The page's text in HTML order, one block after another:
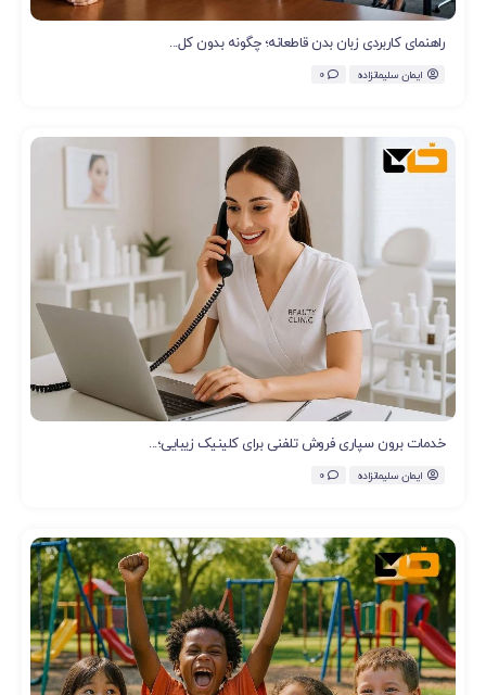
راهنمای کاربردی زبان بدن قاطعانه؛ چگونه بدون کل...
ایمان سلیمانزاده 0
خدمات برون سپاری فروش تلفنی برای کلینیک زیبایی؛...
ایمان سلیمانزاده 0